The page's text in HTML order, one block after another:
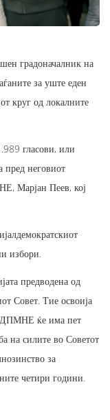
градоначалник на
за уште еден
круг од локалните
гласови, или
пред неговиот
Марјан Пеев, кој
избори.
предводена од
Совет. Тие освоија
ДПМНЕ ќе има пет
на силите во Советот
за
четири години.